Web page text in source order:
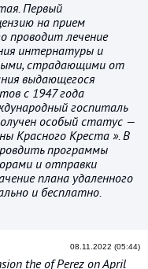
Первый
на прием
проводит лечение
интернатуры и
страдающими от
выдающегося
с 1947 года
госпиталь
особый статус —
Красного Креста ». В
программы
и отправки
плана удаленного
и бесплатно.
08.11.2022 (05:44)
the of Perez on April